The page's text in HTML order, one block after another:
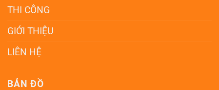
THI CÔNG
GIỚI THIỆU
LIÊN HỆ
BẢN ĐỒ